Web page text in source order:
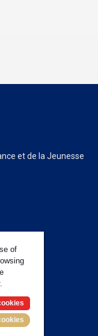
et de la Jeunesse
of